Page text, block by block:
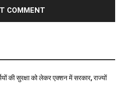
की सुरक्षा को लेकर एक्शन में सरकार, राज्यों